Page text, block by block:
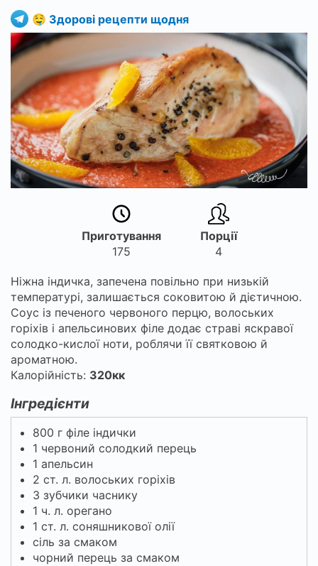
🤤 Здорові рецепти щодня
Приготування
175
Порції
4
Ніжна індичка, запечена повільно при низькій
температурі, залишається соковитою й дієтичною.
Соус із печеного червоного перцю, волоських
горіхів і апельсинових філе додає страві яскравої
солодко-кислої ноти, роблячи її святковою й
ароматною.
Калорійність: 320кк
Інгредієнти
800 г філе індички
1 червоний солодкий перець
1 апельсин
2 ст. л. волоських горіхів
3 зубчики часнику
1 ч. л. орегано
1 ст. л. соняшникової олії
сіль за смаком
чорний перець за смаком